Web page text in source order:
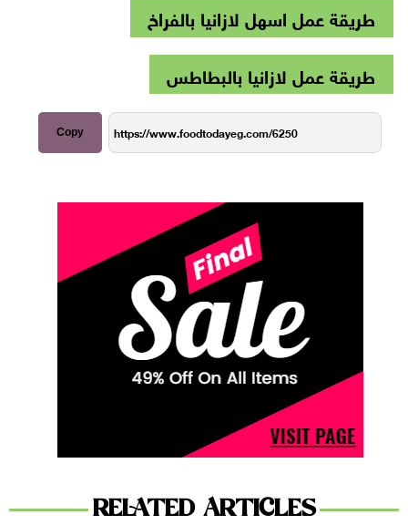
طريقة عمل اسهل لازانيا بالفراخ
طريقة عمل لازانيا بالبطاطس
Copy
RELATED ARTICLES